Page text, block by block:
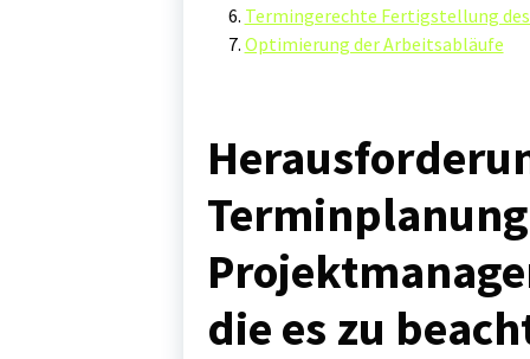
Termingerechte Fertigstellung
Optimierung der Arbeitsabläufe
die es zu